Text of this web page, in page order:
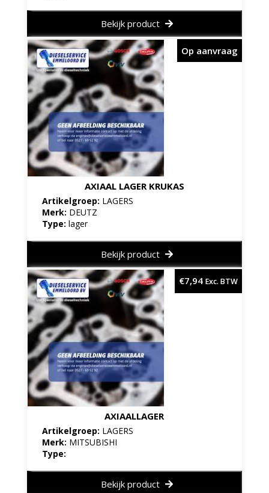
Bekijk product
AXIAAL LAGER KRUKAS
Artikelgroep: LAGERS
Merk: DEUTZ
Type: lager
Op aanvraag
Bekijk product
AXIAALLAGER
Artikelgroep: LAGERS
Merk: MITSUBISHI
Type:
€7,94 Exc. BTW
Bekijk product